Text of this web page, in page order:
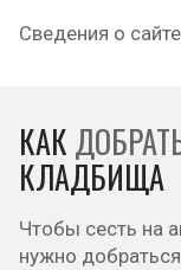
Сведения о
КАК
КЛАДБИЩА
Чтобы сесть на
нужно